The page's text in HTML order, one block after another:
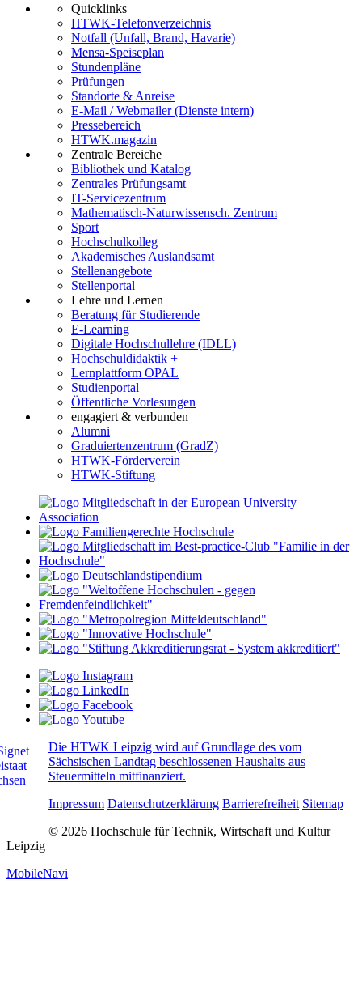
Quicklinks
HTWK-Telefonverzeichnis
Notfall (Unfall, Brand, Havarie)
Mensa-Speiseplan
Stundenpläne
Prüfungen
Standorte & Anreise
E-Mail / Webmailer (Dienste intern)
Pressebereich
HTWK.magazin
Zentrale Bereiche
Bibliothek und Katalog
Zentrales Prüfungsamt
IT-Servicezentrum
Mathematisch-Naturwissensch. Zentrum
Sport
Hochschulkolleg
Akademisches Auslandsamt
Stellenangebote
Stellenportal
Lehre und Lernen
Beratung für Studierende
E-Learning
Digitale Hochschullehre (IDLL)
Hochschuldidaktik +
Lernplattform OPAL
Studienportal
Öffentliche Vorlesungen
engagiert & verbunden
Alumni
Graduiertenzentrum (GradZ)
HTWK-Förderverein
HTWK-Stiftung
Die HTWK Leipzig wird auf Grundlage des vom
Sächsischen Landtag beschlossenen Haushalts aus
Steuermitteln mitfinanziert.
Impressum Datenschutzerklärung Barrierefreiheit Sitemap
© 2026 Hochschule für Technik, Wirtschaft und Kultur
Leipzig
MobileNavi